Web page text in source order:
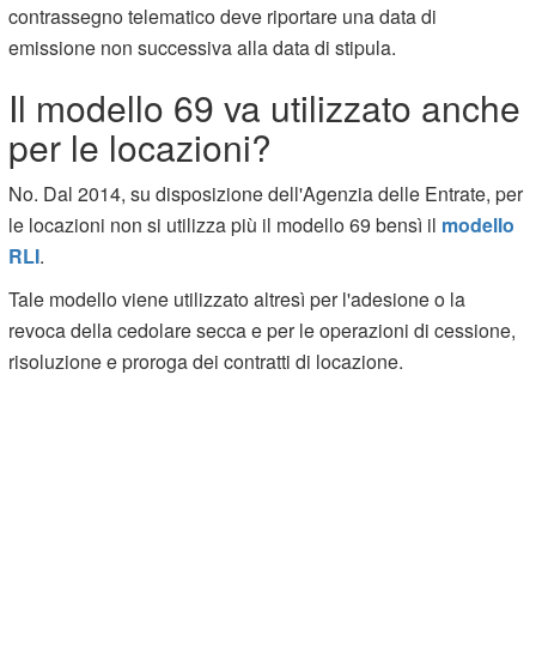
contrassegno telematico deve riportare una data di
emissione non successiva alla data di stipula.
Il modello 69 va utilizzato anche
per le locazioni?
No. Dal 2014, su disposizione dell'Agenzia delle Entrate, per
le locazioni non si utilizza più il modello 69 bensì il modello
RLI.
Tale modello viene utilizzato altresì per l'adesione o la
revoca della cedolare secca e per le operazioni di cessione,
risoluzione e proroga dei contratti di locazione.